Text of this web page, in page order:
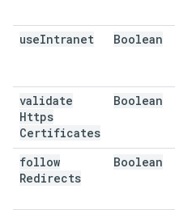
useIntranet Boolean
validate
Https
Certificates
Boolean
follow
Redirects
Boolean